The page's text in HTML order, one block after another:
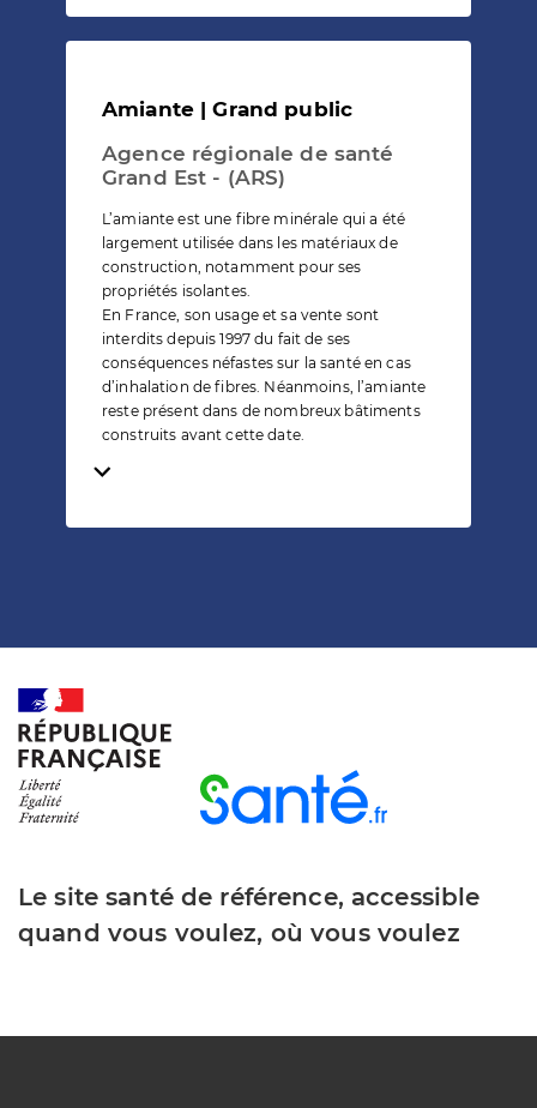
Amiante | Grand public
Agence régionale de santé
Grand Est - (ARS)
L’amiante est une fibre minérale qui a été
largement utilisée dans les matériaux de
construction, notamment pour ses
propriétés isolantes.
En France, son usage et sa vente sont
interdits depuis 1997 du fait de ses
conséquences néfastes sur la santé en cas
d’inhalation de fibres. Néanmoins, l’amiante
reste présent dans de nombreux bâtiments
construits avant cette date.
Temps de lecture
Le site santé de référence, accessible
quand vous voulez, où vous voulez